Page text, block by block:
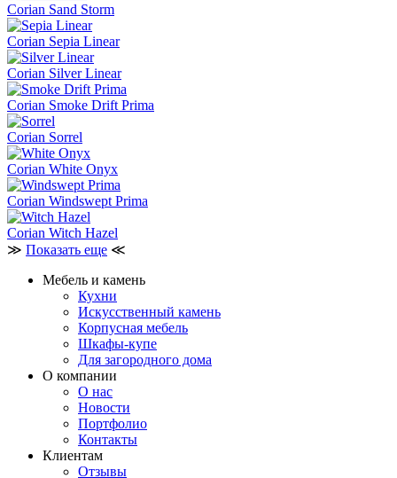
Corian Sand Storm
Corian Sepia Linear
Corian Silver Linear
Corian Smoke Drift Prima
Corian Sorrel
Corian White Onyx
Corian Windswept Prima
Corian Witch Hazel
≫ Показать еще ≪
Мебель и камень
Кухни
Искусственный камень
Корпусная мебель
Шкафы-купе
Для загородного дома
О компании
О нас
Новости
Портфолио
Контакты
Клиентам
Отзывы